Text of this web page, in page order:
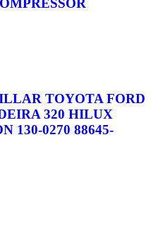
TOYOTA FORD
320 HILUX
130-0270 88645-